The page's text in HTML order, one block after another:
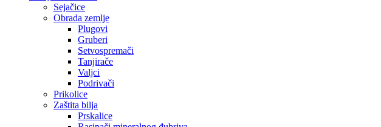
Sejačice
Obrada zemlje
Plugovi
Gruberi
Setvospremači
Tanjirače
Valjci
Podrivači
Prikolice
Zaštita bilja
Prskalice